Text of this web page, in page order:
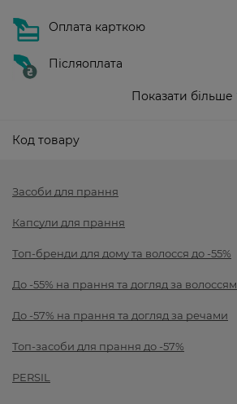
Оплата карткою
Післяоплата
Показати більше
Код товару
Засоби для прання
Капсули для прання
Топ-бренди для дому та волосся до -55%
До -55% на прання та догляд за волоссям
До -57% на прання та догляд за речами
Топ-засоби для прання до -57%
PERSIL